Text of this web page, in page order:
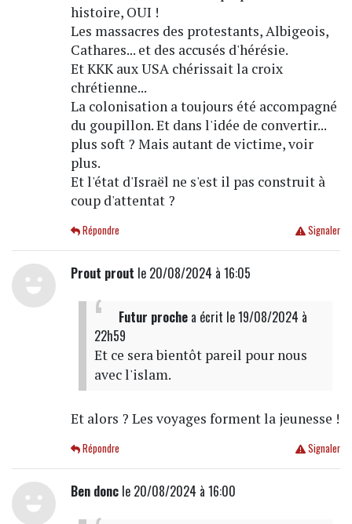
histoire, OUI !
Les massacres des protestants, Albigeois,
Cathares... et des accusés d'hérésie.
Et KKK aux USA chérissait la croix
chrétienne...
La colonisation a toujours été accompagné
du goupillon. Et dans l'idée de convertir...
plus soft ? Mais autant de victime, voir
plus.
Et l'état d'Israël ne s'est il pas construit à
coup d'attentat ?
Signaler
Répondre
Prout prout le 20/08/2024 à 16:05
Futur prochea écrit le 19/08/2024 à
22h59
Et ce sera bientôt pareil pour nous
avec l'islam.
Et alors ? Les voyages forment la jeunesse !
Signaler
Répondre
Ben doncle 20/08/2024 à 16:00